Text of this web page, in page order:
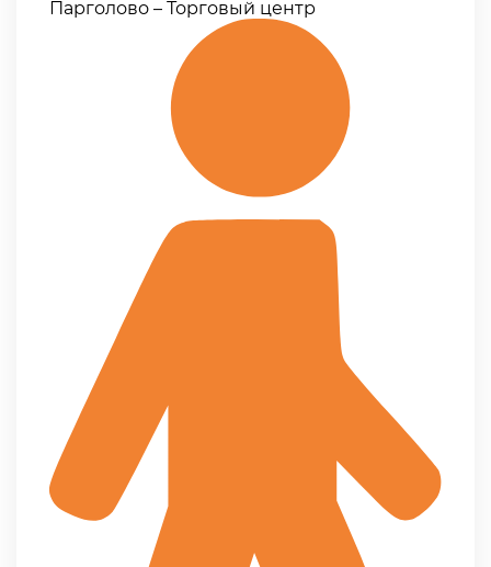
Парголово – Торговый центр